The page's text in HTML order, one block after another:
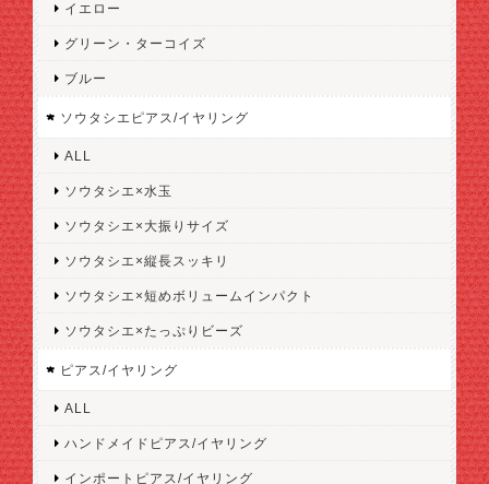
イエロー
グリーン・ターコイズ
ブルー
ソウタシエピアス/イヤリング
ALL
ソウタシエ×水玉
ソウタシエ×大振りサイズ
ソウタシエ×縦長スッキリ
ソウタシエ×短めボリュームインパクト
ソウタシエ×たっぷりビーズ
ピアス/イヤリング
ALL
ハンドメイドピアス/イヤリング
インポートピアス/イヤリング